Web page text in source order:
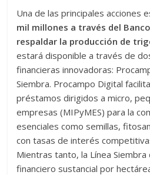
Una de las principales acciones
mil millones a través del
respaldar la producción de
estará disponible a través de
financieras innovadoras:
Siembra. Procampo Digital
préstamos dirigidos a micro,
empresas (MIPyMES) para la
esenciales como semillas,
con tasas de interés
Mientras tanto, la Línea
financiero sustancial por